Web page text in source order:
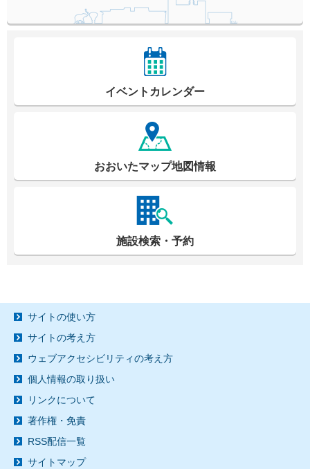
イベントカレンダー
おおいたマップ地図情報
施設検索・予約
サイトの使い方
サイトの考え方
ウェブアクセシビリティの考え方
個人情報の取り扱い
リンクについて
著作権・免責
RSS配信一覧
サイトマップ